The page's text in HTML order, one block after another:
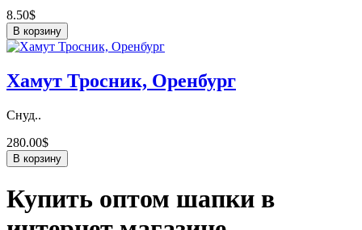
8.50$
В корзину
Хамут Тросник, Оренбург
Снуд..
280.00$
В корзину
Купить оптом шапки в